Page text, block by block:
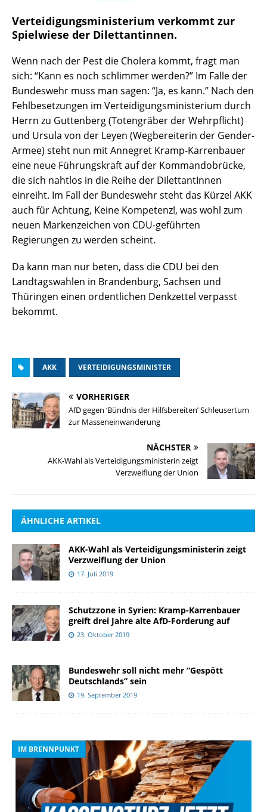
Verteidigungsministerium verkommt zur
Spielwiese der Dilettantinnen.
Wenn nach der Pest die Cholera kommt, fragt man
sich: “Kann es noch schlimmer werden?” Im Falle der
Bundeswehr muss man sagen: “Ja, es kann.” Nach den
Fehlbesetzungen im Verteidigungsministerium durch
Herrn zu Guttenberg (Totengräber der Wehrpflicht)
und Ursula von der Leyen (Wegbereiterin der Gender-
Armee) steht nun mit Annegret Kramp-Karrenbauer
eine neue Führungskraft auf der Kommandobrücke,
die sich nahtlos in die Reihe der DilettantInnen
einreiht. Im Fall der Bundeswehr steht das Kürzel AKK
auch für Achtung, Keine Kompetenz!, was wohl zum
neuen Markenzeichen von CDU-geführten
Regierungen zu werden scheint.
Da kann man nur beten, dass die CDU bei den
Landtagswahlen in Brandenburg, Sachsen und
Thüringen einen ordentlichen Denkzettel verpasst
bekommt.
AKK VERTEIDIGUNGSMINISTER
VORHERIGER
AfD gegen ‘Bündnis der Hilfsbereiten’ Schleusertum
zur Masseneinwanderung
NÄCHSTER
AKK-Wahl als Verteidigungsministerin zeigt
Verzweiflung der Union
ÄHNLICHE ARTIKEL
AKK-Wahl als Verteidigungsministerin zeigt
Verzweiflung der Union
17. Juli 2019
Schutzzone in Syrien: Kramp-Karrenbauer
greift drei Jahre alte AfD-Forderung auf
23. Oktober 2019
Bundeswehr soll nicht mehr “Gespött
Deutschlands” sein
19. September 2019
IM BRENNPUNKT